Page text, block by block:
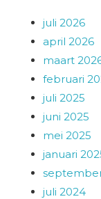
juli 2026
april 2026
maart
februari
juli 2025
juni 2025
mei 2025
januari
juli 2024